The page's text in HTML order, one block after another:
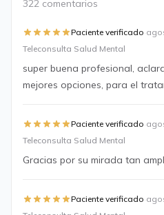
322 comentarios
Paciente verificado·
Teleconsulta Salud Mental
super buena profesional,
mejores opciones, para el
Paciente verificado·
Teleconsulta Salud Mental
Gracias por su mirada tan
Paciente verificado·